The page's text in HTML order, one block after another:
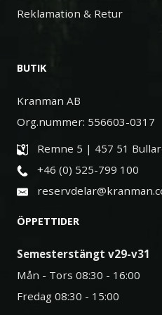
Reklamation & Retur
BUTIK
Kranman AB
Org.nummer: 556603-0317
Remne 5 | 457 51
+46 (0) 525-799 100
ÖPPETTIDER
Semesterstängt v29-v31
Mån - Tors 08:30 - 16:00
Fredag 08:30 - 15:00